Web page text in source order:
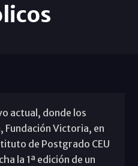
actual, donde los
Fundación Victoria, en
de Postgrado CEU
la 1ª edición de un